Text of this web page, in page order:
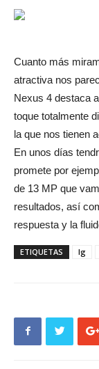
Cuanto más
atractiva nos
Nexus 4 destaca
toque totalmente
la que nos tienen
En unos días
promete por
de 13 MP que
resultados, así
respuesta y la
ETIQUETAS lg